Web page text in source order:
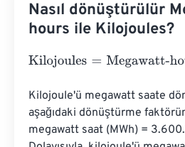
Nasıl dönüştürülür
hours ile Kilojoules?
Kilojoules=Megawatt-hours×
Kilojoule'ü megawatt saate
aşağıdaki dönüştürme
megawatt saat (MWh) =